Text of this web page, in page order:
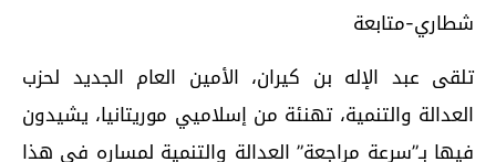
شطاري-متابعة
تلقى عبد الإله بن كيران، الأمين العام الجديد لحزب
العدالة والتنمية، تهنئة من إسلاميي موريتانيا، يشيدون
فيها بـ”سرعة مراجعة” العدالة والتنمية لمساره في هذا